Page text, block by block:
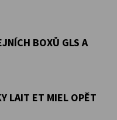
BOXŮ GLS A
LAIT ET MIEL OPĚT